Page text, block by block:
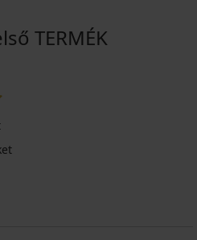
TERMÉK